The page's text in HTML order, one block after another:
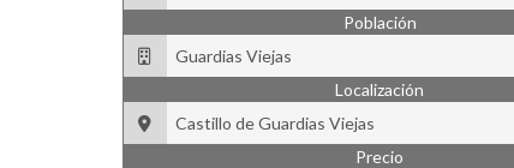
Población
Guardias Viejas
Localización
Castillo de Guardias Viejas
Precio